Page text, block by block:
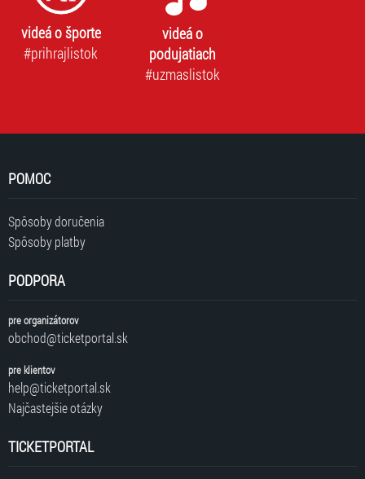
videá o športe
#prihrajlistok
videá o
podujatiach
#uzmaslistok
POMOC
Spôsoby doručenia
Spôsoby platby
PODPORA
pre organizátorov
obchod@ticketportal.sk
pre klientov
help@ticketportal.sk
Najčastejšie otázky
TICKETPORTAL